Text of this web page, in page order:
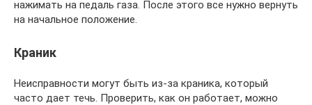
нажимать на педаль газа. После этого все нужно вернуть
на начальное положение.
Краник
Неисправности могут быть из-за краника, который
часто дает течь. Проверить, как он работает, можно